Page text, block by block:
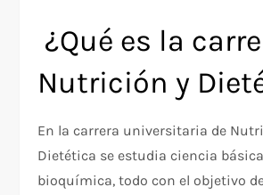
¿Qué es la
Nutrición y
En la carrera universitaria de
Dietética se estudia ciencia
bioquímica, todo con el objetivo